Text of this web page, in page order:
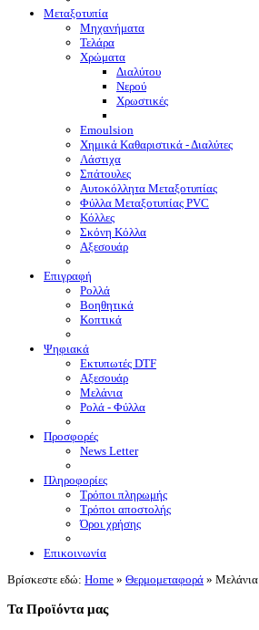
Μεταξοτυπία
Μηχανήματα
Τελάρα
Χρώματα
Διαλύτου
Νερού
Χρωστικές
Emoulsion
Χημικά Καθαριστικά - Διαλύτες
Λάστιχα
Σπάτουλες
Αυτοκόλλητα Μεταξοτυπίας
Φύλλα Μεταξοτυπίας PVC
Κόλλες
Σκόνη Κόλλα
Αξεσουάρ
Επιγραφή
Ρολλά
Βοηθητικά
Κοπτικά
Ψηφιακά
Eκτυπωτές DTF
Αξεσουάρ
Μελάνια
Ρολά - Φύλλα
Προσφορές
News Letter
Πληροφορίες
Τρόποι πληρωμής
Τρόποι αποστολής
Όροι χρήσης
Επικοινωνία
Βρίσκεστε εδώ: Home » Θερμομεταφορά » Μελάνια
Τα Προϊόντα μας